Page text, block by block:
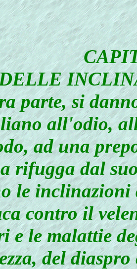
parte, si
all'odio,
ad una
rifugga dal
le
contro il
e le malattie
del